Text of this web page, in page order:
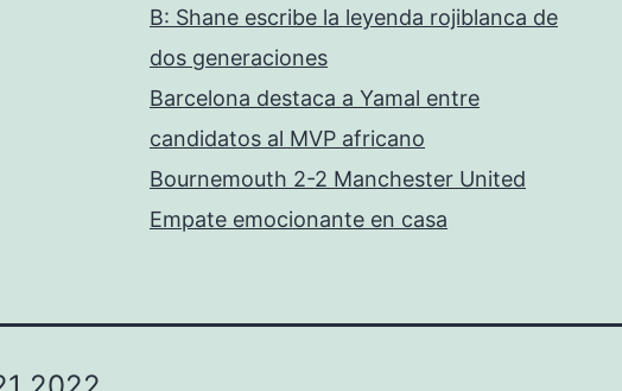
B: Shane escribe la leyenda rojiblanca de
dos generaciones
Barcelona destaca a Yamal entre
candidatos al MVP africano
Bournemouth 2-2 Manchester United
Empate emocionante en casa